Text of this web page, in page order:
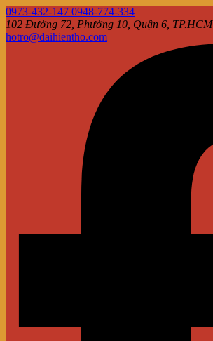
0973-432-147 0948-774-334
102 Đường 72, Phường 10, Quận 6, TP.HCM
hotro@daihientho.com